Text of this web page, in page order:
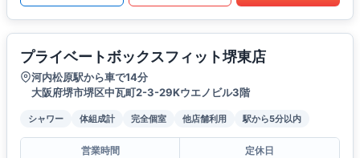
プライベートボックスフィット堺東店
河内松原駅から車で14分
大阪府堺市堺区中瓦町2-3-29Kウエノビル3階
シャワー 体組成計 完全個室 他店舗利用 駅から5分以内
営業時間
定休日